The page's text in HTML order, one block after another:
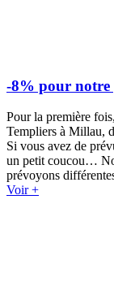
-8% pour notre
Pour la première
Templiers à Millau,
Si vous avez de
un petit coucou…
prévoyons
Voir +